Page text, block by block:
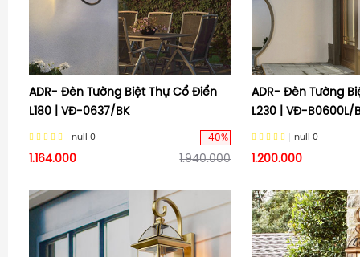
ADR- Đèn Tường Biệt Thự Cổ Điển
L180 | VĐ-0637/BK
null 0 -40%
1.164.000 1.940.000
ADR- Đèn Tường
L230 | VĐ-B0600L/
null 0
1.200.000